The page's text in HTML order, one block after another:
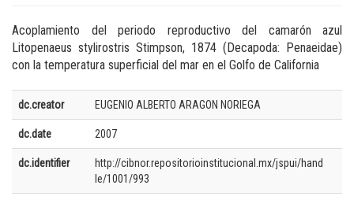
Acoplamiento del periodo reproductivo del camarón azul
Litopenaeus stylirostris Stimpson, 1874 (Decapoda: Penaeidae)
con la temperatura superficial del mar en el Golfo de California
dc.creator EUGENIO ALBERTO ARAGON NORIEGA
dc.date 2007
dc.identifier
http://cibnor.repositorioinstitucional.mx/jspui/hand
le/1001/993